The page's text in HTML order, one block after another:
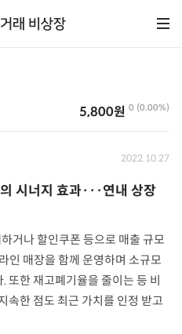
0 (0.00%)
5,800원
2022.10.27
시너지 효과···연내 상장
거나 할인쿠폰 등으로 매출 규모
인 매장을 함께 운영하며 소규모
또한 재고폐기율을 줄이는 등 비
속한 점도 최근 가치를 인정 받고